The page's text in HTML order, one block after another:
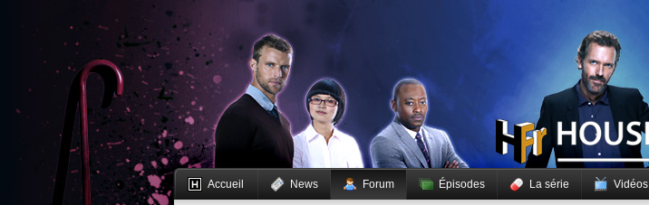
Accueil News Forum Épisodes La série Vidéos